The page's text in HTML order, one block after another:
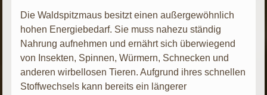
Die Waldspitzmaus besitzt einen außergewöhnlich
hohen Energiebedarf. Sie muss nahezu ständig
Nahrung aufnehmen und ernährt sich überwiegend
von Insekten, Spinnen, Würmern, Schnecken und
anderen wirbellosen Tieren. Aufgrund ihres schnellen
Stoffwechsels kann bereits ein längerer